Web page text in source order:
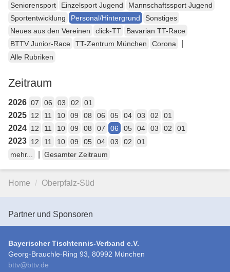
Seniorensport
Einzelsport Jugend
Mannschaftssport Jugend
Sportentwicklung
Personal/Hintergrund
Sonstiges
Neues aus den Vereinen
click-TT
Bavarian TT-Race
BTTV Junior-Race
TT-Zentrum München Corona
Alle Rubriken
Zeitraum
2026 07 06 03 02 01
2025 12 11 10 09 08 06 05 04 03 02 01
2024 12 11 10 09 08 07 06 05 04 03 02 01
2023 12 11 10 09 05 04 03 02
01
mehr...
Gesamter Zeitraum
Home Oberpfalz-Süd
Partner und Sponsoren
Bayerischer Tischtennis-Verband e.V.
Georg-Brauchle-Ring 93, 80992 München
bttv@bttv.de